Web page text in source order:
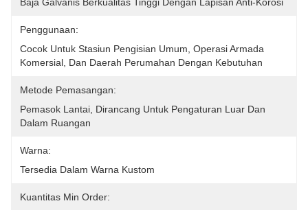
Penggunaan:
Cocok Untuk Stasiun Pengisian Umum, Operasi Armada
Komersial, Dan Daerah Perumahan Dengan Kebutuhan
Metode Pemasangan:
Pemasok Lantai, Dirancang Untuk Pengaturan Luar Dan
Dalam Ruangan
Warna:
Tersedia Dalam Warna Kustom
Kuantitas Min Order: